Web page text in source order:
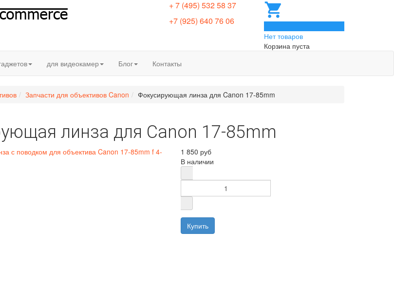
+ 7 (495) 532 58 37
+7 (925) 640 76 06
Нет товаров
Корзина пуста
для видеокамер Блог Контакты
Запчасти для объективов Canon Фокусирующая линза для Canon 17-85mm
линза для Canon 17-85mm
1 850 руб
В наличии